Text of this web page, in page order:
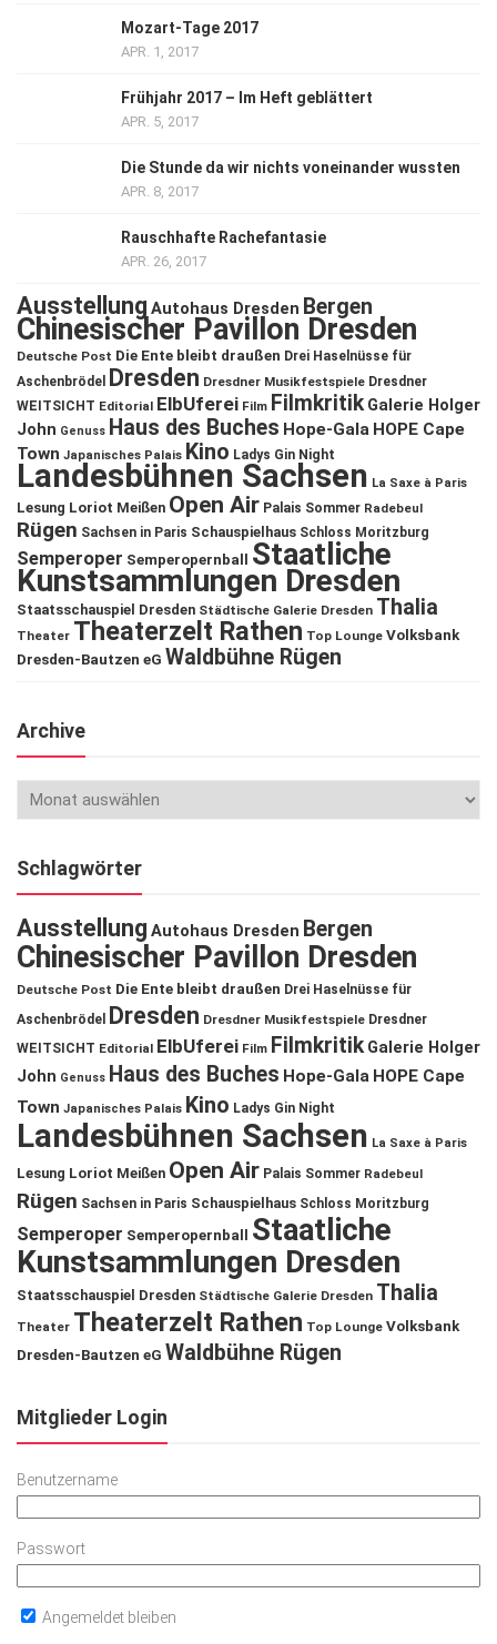
Mozart-Tage 2017
APR. 1, 2017
Frühjahr 2017 – Im Heft geblättert
APR. 5, 2017
Die Stunde da wir nichts voneinander wussten
APR. 8, 2017
Rauschhafte Rachefantasie
APR. 26, 2017
Ausstellung Autohaus Dresden Bergen
Chinesischer Pavillon Dresden
Deutsche Post Die Ente bleibt draußen Drei Haselnüsse für
Aschenbrödel
Dresden Dresdner Musikfestspiele Dresdner
WEITSICHT Editorial ElbUferei Film Filmkritik Galerie Holger
John Genuss Haus des Buches Hope-Gala HOPE Cape
Town Japanisches Palais Kino Ladys Gin Night
Landesbühnen Sachsen La Saxe à Paris
Lesung Loriot Meißen Open Air Palais Sommer Radebeul
Rügen Sachsen in Paris Schauspielhaus Schloss Moritzburg
Semperoper Semperopernball Staatliche
Kunstsammlungen Dresden
Staatsschauspiel Dresden Städtische Galerie Dresden Thalia
Theater Theaterzelt Rathen Top Lounge Volksbank
Dresden-Bautzen eG Waldbühne Rügen
Archive
Schlagwörter
Ausstellung Autohaus Dresden Bergen
Chinesischer Pavillon Dresden
Deutsche Post Die Ente bleibt draußen Drei Haselnüsse für
Aschenbrödel
Dresden Dresdner Musikfestspiele Dresdner
WEITSICHT Editorial ElbUferei Film Filmkritik Galerie Holger
John Genuss Haus des Buches Hope-Gala HOPE Cape
Town Japanisches Palais Kino Ladys Gin Night
Landesbühnen Sachsen La Saxe à Paris
Lesung Loriot Meißen Open Air Palais Sommer Radebeul
Rügen Sachsen in Paris Schauspielhaus Schloss Moritzburg
Semperoper Semperopernball
Staatliche
Kunstsammlungen Dresden
Staatsschauspiel Dresden Städtische Galerie Dresden Thalia
Theater Theaterzelt Rathen Top Lounge Volksbank
Dresden-Bautzen eG Waldbühne Rügen
Mitglieder Login
Benutzername
Passwort
Angemeldet bleiben